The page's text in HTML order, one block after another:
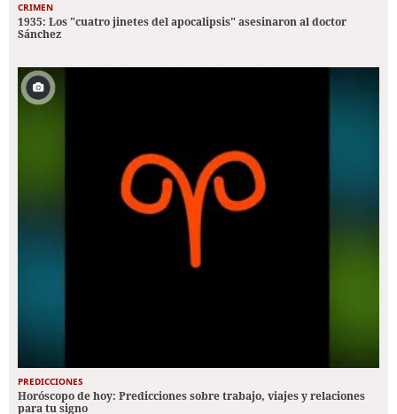
CRIMEN
1935: Los "cuatro jinetes del apocalipsis" asesinaron al doctor
Sánchez
PREDICCIONES
Horóscopo de hoy: Predicciones sobre trabajo, viajes y relaciones
para tu signo